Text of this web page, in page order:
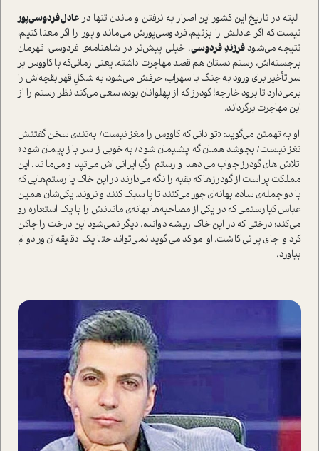
البته در تاریخ این کشور این اصرار به نرفتن و ماندن تنها درعادل فردوسی‌پور
نیست که اگر عادلش را بزنیم، فردوسی‌‌پورش می‌ماند و پور را اگر معنا کنیم،
نتیجه می‌شودفرزندِ فردوسی. خیلی پیش‌تر در شاهنامه‌ی فردوسی، قهرمان
برجسته‌‌اش، رستم دستان هم قصد مهاجرت داشته. یعنی زمانی‌که با کاووس بر
سر تأخیر برای ورود به جنگ با سهراب، حرفش می‌شود، به شکلِ قهر بقچه‌اش را
برمی‌دارد تا برود خارجه! گودرز که از پهلوانان بوده، سعی می‌کند نظر رستم را از
این مهاجرت برگرداند.
او به تهمتن می‌گوید: «تو دانی که کاووس را مغز نیست/ به‌تندی سخن گفتنش
نغز نیست/ بجوشد همان گه پشیمان شود/ به‌خوبی ز سر باز پیمان شود»
تلاش‌های گودرز جواب می‌دهد و رستم رگِ ایرانی‌اش می‌تپد و می‌ماند. این
مملکت پر ا‌ست از گودرز‌ها که بقیه را نگه می‌دارند در این خاک یا رستم‌هایی که
با دو جمله‌ی ساده، بهانه‌ای جور می‌کنند تا پا سبک کنند و نروند. یکی‌شان همین
عباس کیارستمی که در یکی از مصاحبه‌ها بهانه‌ی ماندنش را با یک ا‌ستعاره‌ رو
می‌کند؛ درختی که در این خاک ریشه دوانده. دیگر نمی‌شود این درخت را جاکن
کرد و جای پرتی کاشت. او موکد می‌گوید نمی‌تواند حتا یک دقیقه آن‌ور دوام
بیاورد.